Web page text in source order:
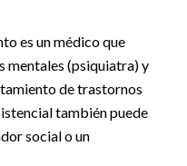
es un médico que
mentales (psiquiatra) y
de trastornos
también puede
social o un